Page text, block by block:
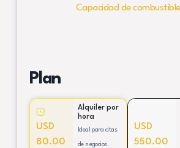
Capacidad de combustible
Plan
USD
80.00
Alquiler por
hora
Ideal para citas
de negocios.
USD
550.00